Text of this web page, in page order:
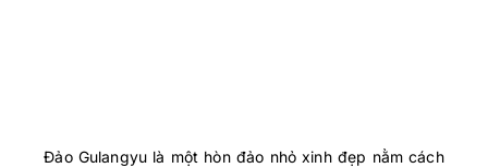
Đảo Gulangyu là một hòn đảo nhỏ xinh đẹp nằm cách